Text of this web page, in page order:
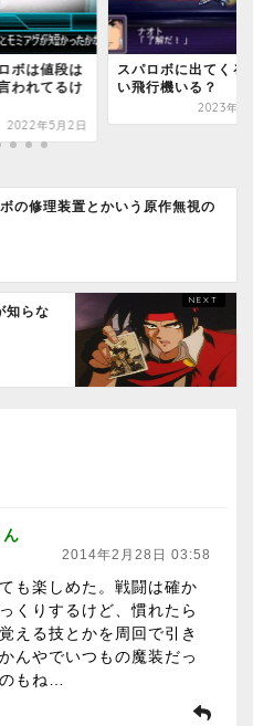
てくる雑魚
？
スパロボってロボッ
からネタ切れするん
他にも有るだろホラ
2020年8
の修理装置とかいう原作無視の
知らな
2014年2月28日 03:58
も楽しめた。戦闘は確か
くりするけど、慣れたら
える技とかを周回で引き
んやでいつもの魔装だっ
もね…